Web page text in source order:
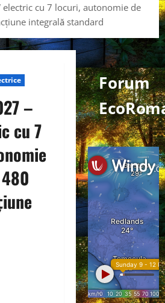
electric cu 7 locuri, autonomie de
integrală standard
–
cu 7
Forum